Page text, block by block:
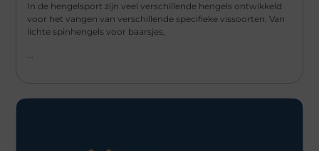
In de hengelsport zijn veel verschillende hengels ontwikkeld
voor het vangen van verschillende specifieke vissoorten. Van
lichte spinhengels voor baarsjes,